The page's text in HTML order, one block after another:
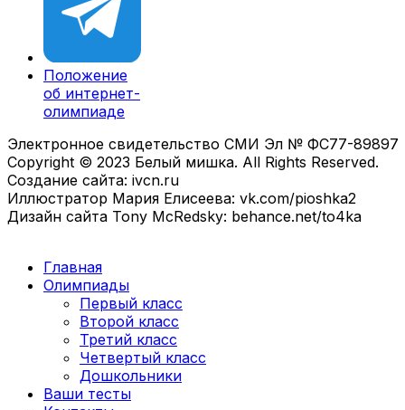
Положение
об интернет-
олимпиаде
Электронное свидетельство СМИ Эл № ФС77-89897
Copyright © 2023 Белый мишка. All Rights Reserved.
Создание сайта: ivcn.ru
Иллюстратор Мария Елисеева: vk.com/pioshka2
Дизайн сайта Tony McRedsky: behance.net/to4ka
Главная
Олимпиады
Первый класс
Второй класс
Третий класс
Четвертый класс
Дошкольники
Ваши тесты